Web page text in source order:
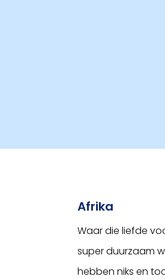
Afrika
Waar die liefde
super duurzaam
hebben niks en